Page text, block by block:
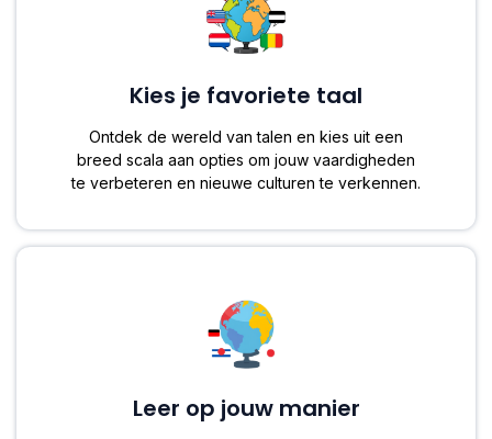
Kies je favoriete taal
Ontdek de wereld van talen en kies uit een
breed scala aan opties om jouw vaardigheden
te verbeteren en nieuwe culturen te verkennen.
Leer op jouw manier